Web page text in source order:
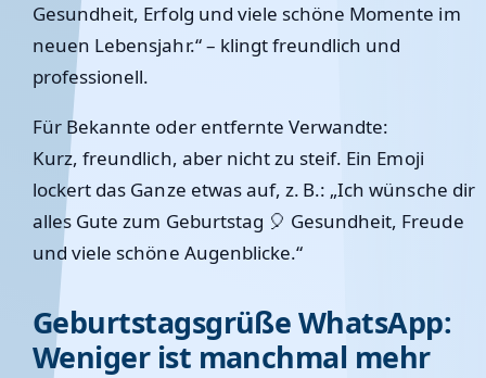
Gesundheit, Erfolg und viele schöne Momente im
neuen Lebensjahr.“ – klingt freundlich und
professionell.
Für Bekannte oder entfernte Verwandte:
Kurz, freundlich, aber nicht zu steif. Ein Emoji
lockert das Ganze etwas auf, z. B.: „Ich wünsche dir
alles Gute zum Geburtstag 🎈 Gesundheit, Freude
und viele schöne Augenblicke.“
Geburtstagsgrüße WhatsApp:
Weniger ist manchmal mehr